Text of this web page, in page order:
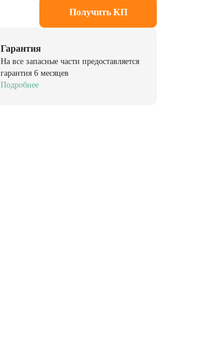
Получить КП
Гарантия
На все запасные части предоставляется
гарантия 6 месяцев
Подробнее